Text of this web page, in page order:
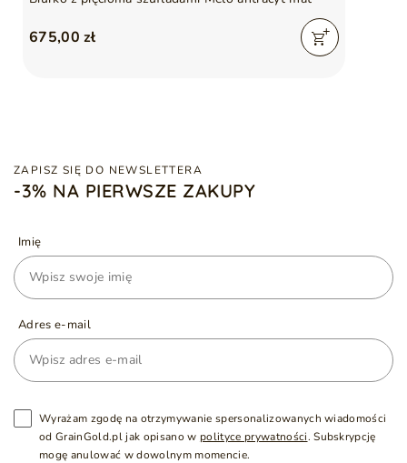
675,00 zł
ZAPISZ SIĘ DO NEWSLETTERA
-3% NA PIERWSZE ZAKUPY
Imię
Adres e-mail
Wyrażam zgodę na otrzymywanie spersonalizowanych wiadomości
od GrainGold.pl jak opisano w polityce prywatności. Subskrypcję
mogę anulować w dowolnym momencie.